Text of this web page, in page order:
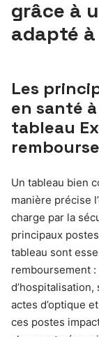
grâce à
adapté
Les
en santé
tableau
Un tableau bien
manière précise
charge par la
principaux
tableau sont
remboursement
actes d’optique
ces postes